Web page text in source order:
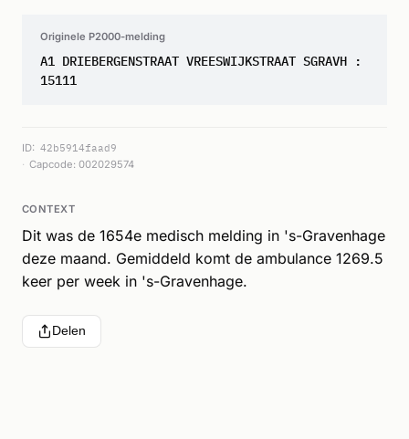
Originele P2000-melding
A1 DRIEBERGENSTRAAT VREESWIJKSTRAAT SGRAVH :
15111
ID: 42b5914faad9
Capcode: 002029574
CONTEXT
Dit was de 1654e medisch melding in 's-Gravenhage
deze maand. Gemiddeld komt de ambulance 1269.5
keer per week in 's-Gravenhage.
Delen